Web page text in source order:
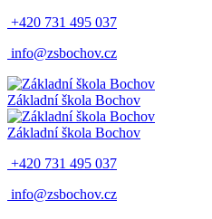
+420 731 495 037
info@zsbochov.cz
Základní škola Bochov
Základní škola Bochov
+420 731 495 037
info@zsbochov.cz